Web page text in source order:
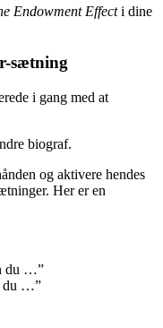
Endowment Effecti dine
sætning
i gang med at
biograf.
og aktivere hendes
Her er en
du …”
du …”